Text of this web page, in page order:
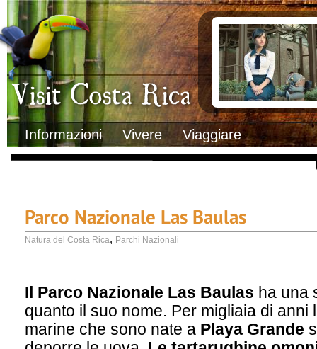
Visit Costa Rica
Informazioni Vivere Viaggiare
Clima
Geografia
Informazioni Geografiche
Letteratura e cultura
Gastronomia
Lo sapevi che
Musica
Natura
Storia
Trasporti Interni
Documenti
Italiani in Costa
L’ambasciata
Opportunità
Parco Nazionale Las Baulas
Natura del Costa Rica, Parchi Nazionali
Il Parco Nazionale Las Baulas ha una
quanto il suo nome. Per migliaia di anni
marine che sono nate a Playa Grande